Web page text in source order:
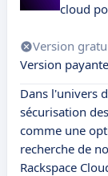
cloud
Version
Version
Dans l'univers
sécurisation
comme une
recherche de
Rackspace